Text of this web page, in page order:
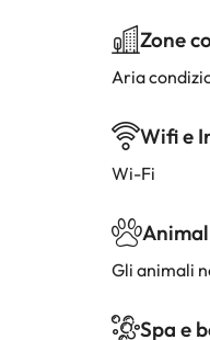
Zone
Aria
Wifi e
Wi-Fi
Gli animali
Spa e